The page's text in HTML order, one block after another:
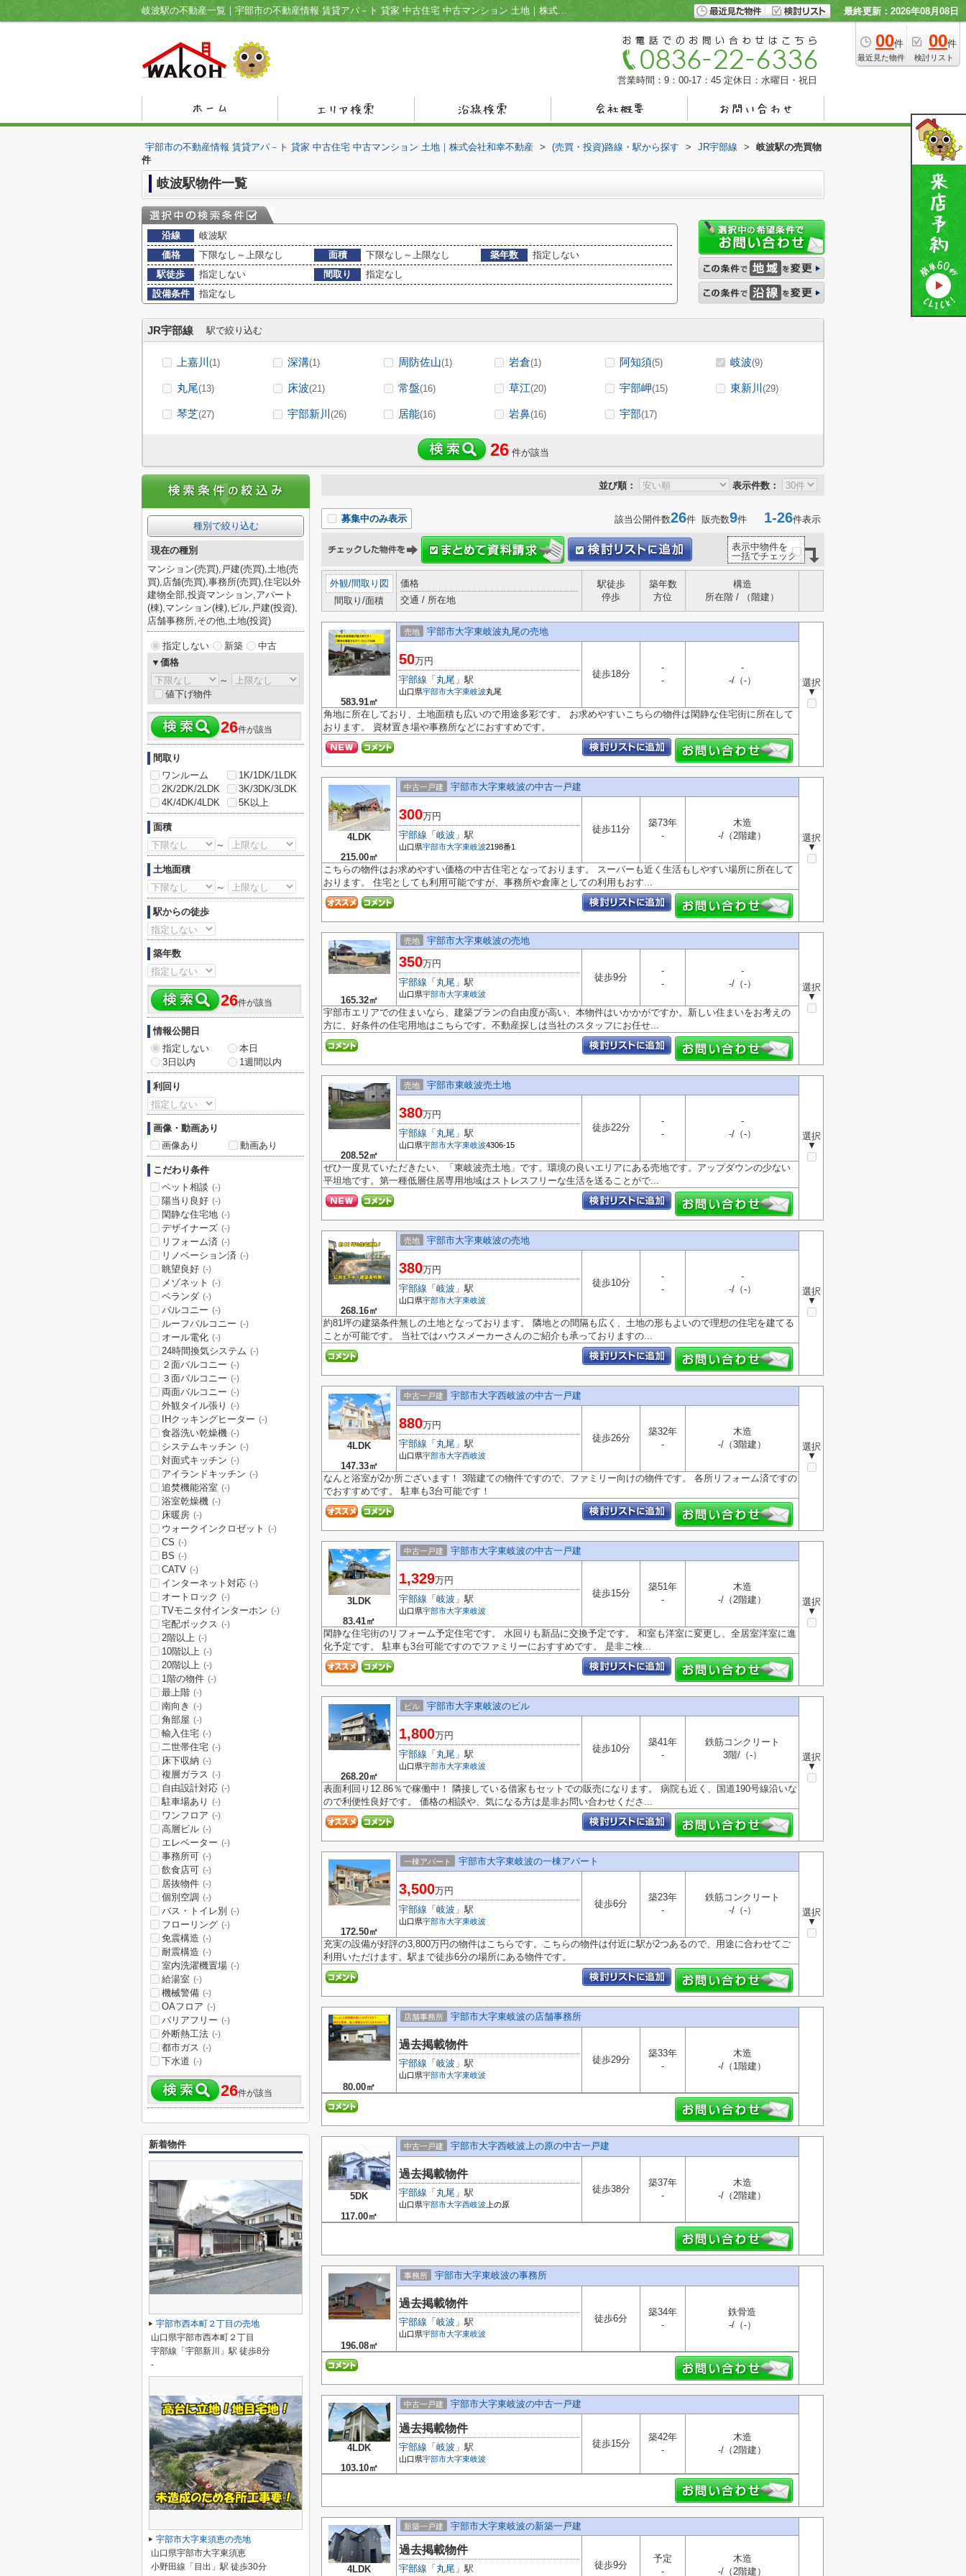
岐波駅の不動産一覧｜宇部市の不動産情報 賃貸アパ－ト 貸家 中古住宅 中古マンション 土地｜株式会社和幸不動産 最終更新：2026年08月08日
00件
最近見た物件
00件
検討リスト
営業時間：9：00-17：45 定休日：水曜日・祝日
宇部市の不動産情報 賃貸アパ－ト 貸家 中古住宅 中古マンション 土地｜株式会社和幸不動産 > (売買・投資)路線・駅から探す > JR宇部線 >
岐波駅の売買物
件
岐波駅物件一覧
沿線
岐波駅
価格
下限なし～上限なし 面積 下限なし～上限なし 築年数
指定しない
駅徒歩
指定しない 間取り
指定なし
設備条件
指定なし
JR宇部線 駅で絞り込む
上嘉川 (1) 深溝(1) 周防佐山(1) 岩倉(1) 阿知須(5) 岐波(9)
丸尾(13) 床波(21) 常盤(16) 草江(20) 宇部岬(15) 東新川 (29)
琴芝(27) 宇部新川 (26) 居能(16) 岩鼻(16) 宇部(17)
26 件が該当
並び順： 表示件数：
募集中のみ表示 該当公開件数26件 販売数9件 1-26件表示
表示中物件を
一括でチェック
外観/間取り図
間取り/面積
価格
交通 / 所在地
駅徒歩
停歩
築年数
方位
構造
所在階 / （階建）
583.91㎡
売地 宇部市大字東岐波丸尾の売地
選択
▼
50万円
宇部線 「 丸尾 」駅
山口県宇部市大字東岐波丸尾
徒歩18分
-
-
-
-/（-）
角地に所在しており、土地面積も広いので用途多彩です。 お求めやすいこちらの物件は閑静な住宅街に所在して
おります。 資材置き場や事務所などにおすすめです。
4LDK
215.00㎡
中古一戸建 宇部市大字東岐波の中古一戸建
選択
▼
300万円
宇部線 「 岐波 」駅
山口県宇部市大字東岐波2198番1
徒歩11分
築73年
-
木造
-/（2階建）
こちらの物件はお求めやすい価格の中古住宅となっております。 スーパーも近く生活もしやすい場所に所在して
おります。 住宅としても利用可能ですが、事務所や倉庫としての利用もおす...
165.32㎡
売地 宇部市大字東岐波の売地
選択
▼
350万円
宇部線 「 丸尾 」駅
山口県宇部市大字東岐波
徒歩9分
-
-
-
-/（-）
宇部市エリアでの住まいなら、建築プランの自由度が高い、本物件はいかかがですか。新しい住まいをお考えの
方に、好条件の住宅用地はこちらです。不動産探しは当社のスタッフにお任せ...
208.52㎡
売地 宇部市東岐波売土地
選択
▼
380万円
宇部線 「 丸尾 」駅
山口県宇部市大字東岐波4306-15
徒歩22分
-
-
-
-/（-）
ぜひ一度見ていただきたい、「東岐波売土地」です。環境の良いエリアにある売地です。アップダウンの少ない
平坦地です。第一種低層住居専用地域はストレスフリーな生活を送ることがで...
268.16㎡
売地 宇部市大字東岐波の売地
選択
▼
380万円
宇部線 「 岐波 」駅
山口県宇部市大字東岐波
徒歩10分
-
-
-
-/（-）
約81坪の建築条件無しの土地となっております。 隣地との間隔も広く、土地の形もよいので理想の住宅を建てる
ことが可能です。 当社ではハウスメーカーさんのご紹介も承っておりますの...
4LDK
147.33㎡
中古一戸建 宇部市大字西岐波の中古一戸建
選択
▼
880万円
宇部線 「 丸尾 」駅
山口県宇部市大字西岐波
徒歩26分
築32年
-
木造
-/（3階建）
なんと浴室が2か所ございます！ 3階建ての物件ですので、ファミリー向けの物件です。 各所リフォーム済ですの
でおすすめです。 駐車も3台可能です！
3LDK
83.41㎡
中古一戸建 宇部市大字東岐波の中古一戸建
選択
▼
1,329万円
宇部線 「 岐波 」駅
山口県宇部市大字東岐波
徒歩15分
築51年
-
木造
-/（2階建）
閑静な住宅街のリフォーム予定住宅です。 水回りも新品に交換予定です。 和室も洋室に変更し、全居室洋室に進
化予定です。 駐車も3台可能ですのでファミリーにおすすめです。 是非ご検...
268.20㎡
ビル 宇部市大字東岐波のビル
選択
▼
1,800万円
宇部線 「 丸尾 」駅
山口県宇部市大字東岐波
徒歩10分
築41年
-
鉄筋コンクリート
3階/（-）
表面利回り12.86％で稼働中！ 隣接している借家もセットでの販売になります。 病院も近く、国道190号線沿いな
ので利便性良好です。 価格の相談や、気になる方は是非お問い合わせくださ...
172.50㎡
一棟アパート 宇部市大字東岐波の一棟アパート
選択
▼
3,500万円
宇部線 「 岐波 」駅
山口県宇部市大字東岐波
徒歩6分
築23年
-
鉄筋コンクリート
-/（-）
充実の設備が好評の3,800万円の物件はこちらです。こちらの物件は付近に駅が2つあるので、用途に合わせてご
利用いただけます。駅まで徒歩6分の場所にある物件です。
80.00㎡
店舗事務所 宇部市大字東岐波の店舗事務所
過去掲載物件
宇部線 「 岐波 」駅
山口県宇部市大字東岐波
徒歩29分
築33年
-
木造
-/（1階建）
5DK
117.00㎡
中古一戸建 宇部市大字西岐波上の原の中古一戸建
過去掲載物件
宇部線 「 丸尾 」駅
山口県宇部市大字西岐波 上の原
徒歩38分
築37年
-
木造
-/（2階建）
196.08㎡
事務所 宇部市大字東岐波の事務所
過去掲載物件
宇部線 「 岐波 」駅
山口県宇部市大字東岐波
徒歩6分
築34年
-
鉄骨造
-/（-）
4LDK
103.10㎡
中古一戸建 宇部市大字東岐波の中古一戸建
過去掲載物件
宇部線 「 岐波 」駅
山口県宇部市大字東岐波
徒歩15分
築42年
-
木造
-/（2階建）
4LDK
新築一戸建 宇部市大字東岐波の新築一戸建
過去掲載物件
宇部線 「 丸尾 」駅 徒歩9分
予定
-
木造
-/（2階建）
種別で絞り込む
現在の種別
マンション(売買),戸建(売買),土地(売
買),店舗(売買),事務所(売買),住宅以外
建物全部,投資マンション,アパート
(棟),マンション(棟),ビル,戸建(投資),
店舗事務所,その他,土地(投資)
指定しない 新築
中古
▼価格
～
値下げ物件
26件が該当
間取り
ワンルーム
1K/1DK/1LDK
2K/2DK/2LDK
3K/3DK/3LDK
4K/4DK/4LDK
5K以上
面積
～
土地面積
～
駅からの徒歩
築年数
26件が該当
情報公開日
指定しない
本日
3日以内
1週間以内
利回り
画像・動画あり
画像あり
動画あり
こだわり条件
ペット相談 (-)
陽当り良好 (-)
閑静な住宅地 (-)
デザイナーズ (-)
リフォーム済 (-)
リノベーション済 (-)
眺望良好 (-)
メゾネット (-)
ベランダ (-)
バルコニー (-)
ルーフバルコニー (-)
オール電化 (-)
24時間換気システム (-)
２面バルコニー (-)
３面バルコニー (-)
両面バルコニー (-)
外観タイル張り (-)
IHクッキングヒーター (-)
食器洗い乾燥機 (-)
システムキッチン (-)
対面式キッチン (-)
アイランドキッチン (-)
追焚機能浴室 (-)
浴室乾燥機 (-)
床暖房 (-)
ウォークインクロゼット (-)
CS (-)
BS (-)
CATV (-)
インターネット対応 (-)
オートロック (-)
TVモニタ付インターホン (-)
宅配ボックス (-)
2階以上 (-)
10階以上 (-)
20階以上 (-)
1階の物件 (-)
最上階 (-)
南向き (-)
角部屋 (-)
輸入住宅 (-)
二世帯住宅 (-)
床下収納 (-)
複層ガラス (-)
自由設計対応 (-)
駐車場あり (-)
ワンフロア (-)
高層ビル (-)
エレベーター (-)
事務所可 (-)
飲食店可 (-)
居抜物件 (-)
個別空調 (-)
バス・トイレ別 (-)
フローリング (-)
免震構造 (-)
耐震構造 (-)
室内洗濯機置場 (-)
給湯室 (-)
機械警備 (-)
OAフロア (-)
バリアフリー (-)
外断熱工法 (-)
都市ガス (-)
下水道 (-)
26件が該当
新着物件
宇部市西本町２丁目の売地
山口県宇部市西本町２丁目
宇部線「宇部新川」駅 徒歩8分
-
宇部市大字東須恵の売地
山口県宇部市大字東須恵
小野田線「目出」駅 徒歩30分